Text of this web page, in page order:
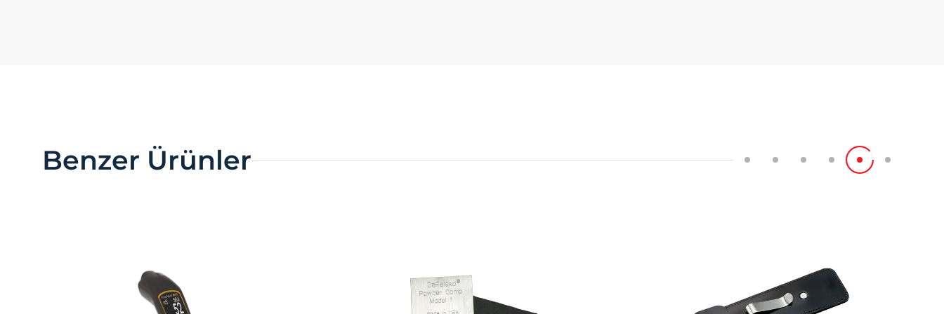
Benzer Ürünler
cihazınıza çerez depolamayı talep ettiğinde tarayıcı tarafından uyarılma seçeneği
Aynı zamanda, daha önce tarayıcınıza kaydedilmiş çerezlerin silinmesi de